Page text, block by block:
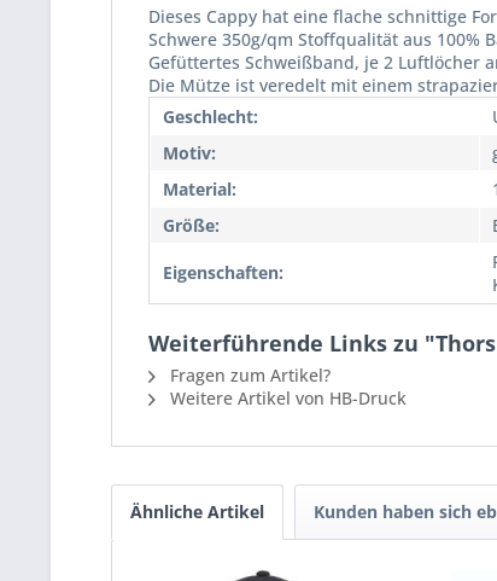
Dieses Cappy hat eine flache schnittige
Schwere 350g/qm Stoffqualität aus 100%
Gefüttertes Schweißband, je 2 Luftlöcher
Die Mütze ist veredelt mit einem
Geschlecht:
Motiv:
Material:
Größe:
Eigenschaften:
Weiterführende Links zu
Fragen zum Artikel?
Weitere Artikel von HB-Druck
Ähnliche Artikel Kunden haben sich